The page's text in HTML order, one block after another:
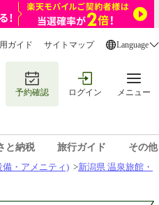
ガイド サイトマップ Language
予約確認 ログイン メニュー
と納税 旅行ガイド
その他
・アメニティ) >新潟県 温泉旅館・